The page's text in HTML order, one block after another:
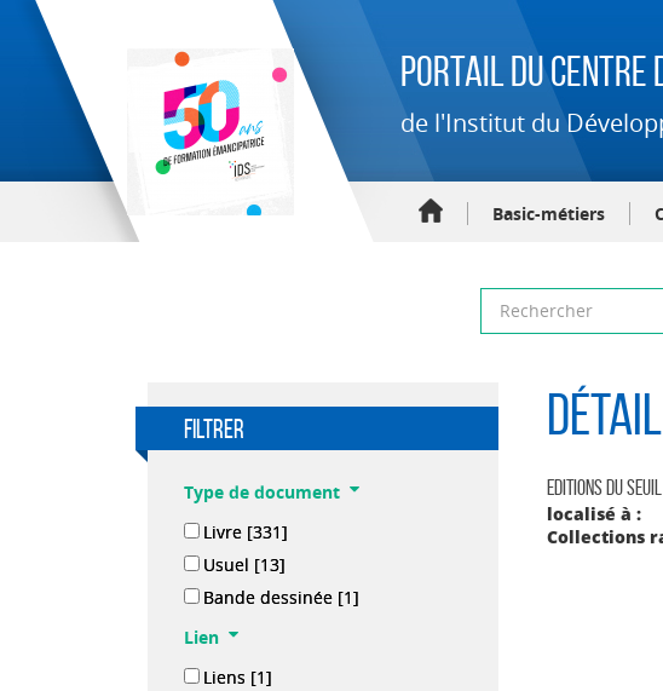
Portail du Centre
de l'Institut du
Basic-métiers
filtrer
Type de document
Livre [331]
Usuel [13]
Bande dessinée [1]
Lien
Liens [1]
Editions du Seuil
localisé à :
Collections